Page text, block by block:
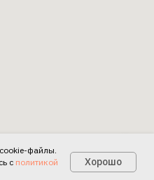
Есть вопросы?
файлы.
с политикой
Хорошо